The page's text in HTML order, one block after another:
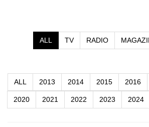
ALL TV RADIO
ALL 2013 2014 2015 2016
2020 2021 2022 2023 2024